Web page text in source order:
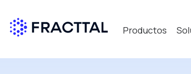
Productos